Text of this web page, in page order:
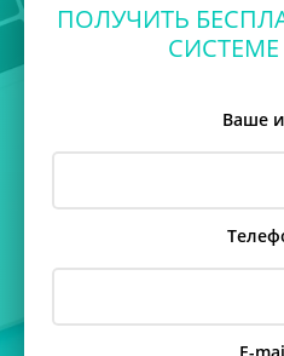
ПОЛУЧИТЬ
СИСТЕМЕ
Ваше
E-